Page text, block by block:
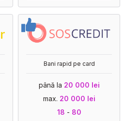
Bani rapid pe card
până la 20 000 lei
max. 20 000 lei
18 - 80